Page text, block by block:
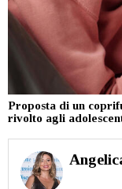
Proposta di un
rivolto agli